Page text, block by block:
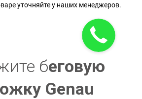
уточняйте у наших менеджеров.
беговую
Genau